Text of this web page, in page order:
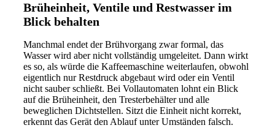
Brüheinheit, Ventile und Restwasser im
Blick behalten
Manchmal endet der Brühvorgang zwar formal, das
Wasser wird aber nicht vollständig umgeleitet. Dann wirkt
es so, als würde die Kaffeemaschine weiterlaufen, obwohl
eigentlich nur Restdruck abgebaut wird oder ein Ventil
nicht sauber schließt. Bei Vollautomaten lohnt ein Blick
auf die Brüheinheit, den Tresterbehälter und alle
beweglichen Dichtstellen. Sitzt die Einheit nicht korrekt,
erkennt das Gerät den Ablauf unter Umständen falsch.